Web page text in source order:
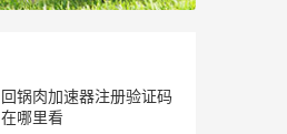
回锅肉加速器注册验证码
在哪里看